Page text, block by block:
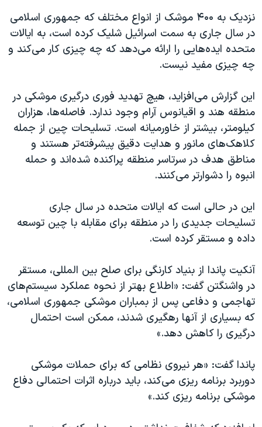
نزدیک به ۴۰۰ موشک از انواع مختلف که جمهوری اسلامی
در سال جاری به سمت اسرائیل شلیک کرده است، به ایالات
متحده ایده‌هایی را ارائه می‌دهد که چه چیزی کار می‌کند و
چه چیزی مفید نیست.
این گزارش می‌افزاید، هیچ تهدید فوری درگیری موشکی در
منطقه هند و اقیانوس آرام وجود ندارد. فاصله‌ها، هزاران
کیلومتر، بیشتر از خاورمیانه است. تسلیحات چین از جمله
کلاهک‌های مانور و هدایت دقیق پیشرفته‌تر هستند و
مناطق هدف در سرتاسر منطقه پراکنده شده‌اند و حمله
انبوه را دشوارتر می‌کنند.
این در حالی است که ایالات متحده در سال جاری
تسلیحات جدیدی را در منطقه برای مقابله با چین توسعه
داده و مستقر کرده است.
آنکیت پاندا از بنیاد کارنگی برای صلح بین المللی، مستقر
در واشنگتن گفت: «اطلاع بهتر از نحوه عملکرد سیستم‌های
تهاجمی و دفاعی پس از بمباران موشکی جمهوری اسلامی،
که بسیاری از آنها رهگیری شدند، ممکن است احتمال
درگیری را کاهش دهد.»
پاندا گفت: «هر نیروی نظامی که برای حملات موشکی
دوربرد برنامه ریزی می‌کند، باید درباره اثرات احتمالی دفاع
موشکی برنامه ریزی کند.»